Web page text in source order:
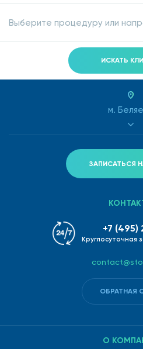
Выберите процедуру или
ИСКАТЬ
м.
ЗАПИСАТЬСЯ
О
+7 (495)
Круглосуточная
ОБРАТНАЯ